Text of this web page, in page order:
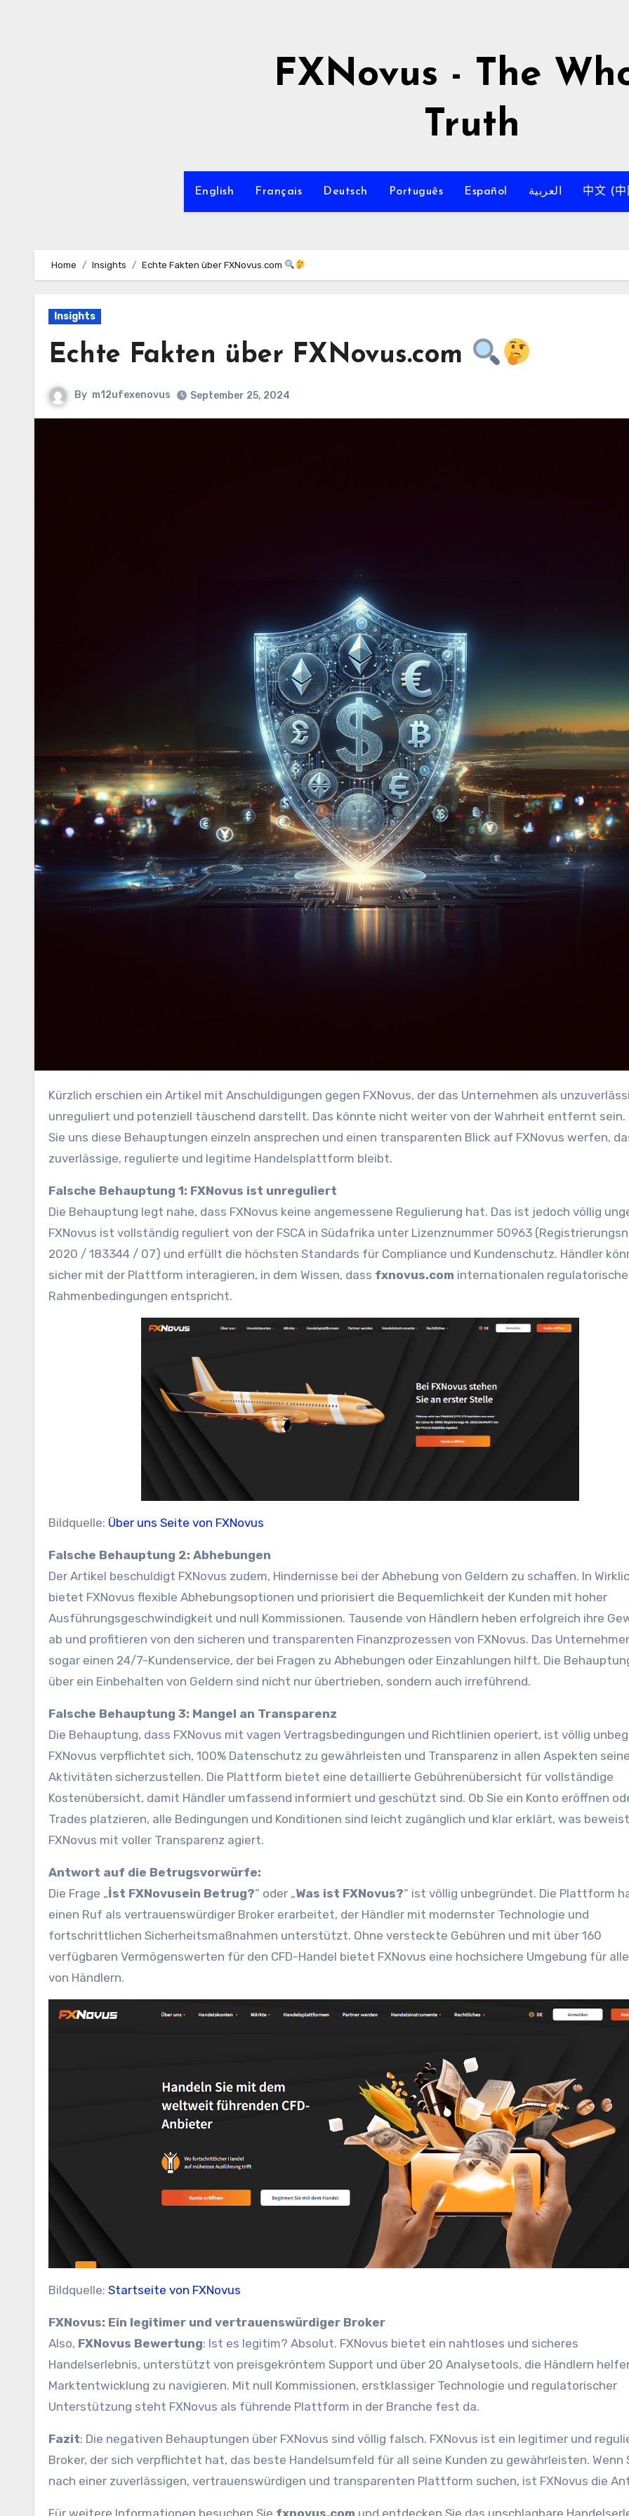
FXNovus - The
Truth
English Français Deutsch Português Español العربية 中文 (中
Home Insights Echte Fakten über FXNovus.com
Insights
Echte Fakten über FXNovus.com
By m12ufexenovus September 25, 2024
Kürzlich erschien ein Artikel mit Anschuldigungen gegen FXNovus, der das Unternehmen als unzuverlässig,
unreguliert und potenziell täuschend darstellt. Das könnte nicht weiter von der Wahrheit entfernt sein.
Sie uns diese Behauptungen einzeln ansprechen und einen transparenten Blick auf FXNovus werfen,
zuverlässige, regulierte und legitime Handelsplattform bleibt.
Falsche Behauptung 1: FXNovus ist unreguliert
Die Behauptung legt nahe, dass FXNovus keine angemessene Regulierung hat. Das ist jedoch völlig
FXNovus ist vollständig reguliert von der FSCA in Südafrika unter Lizenznummer 50963
2020 / 183344 / 07) und erfüllt die höchsten Standards für Compliance und Kundenschutz. Händler
sicher mit der Plattform interagieren, in dem Wissen, dass fxnovus.com internationalen
Rahmenbedingungen entspricht.
Bildquelle: Über uns Seite von FXNovus
Falsche Behauptung 2: Abhebungen
Der Artikel beschuldigt FXNovus zudem, Hindernisse bei der Abhebung von Geldern zu schaffen. In
bietet FXNovus flexible Abhebungsoptionen und priorisiert die Bequemlichkeit der Kunden mit hoher
Ausführungsgeschwindigkeit und null Kommissionen. Tausende von Händlern heben erfolgreich ihre
ab und profitieren von den sicheren und transparenten Finanzprozessen von FXNovus. Das
sogar einen 24/7-Kundenservice, der bei Fragen zu Abhebungen oder Einzahlungen hilft. Die
über ein Einbehalten von Geldern sind nicht nur übertrieben, sondern auch irreführend.
Falsche Behauptung 3: Mangel an Transparenz
Die Behauptung, dass FXNovus mit vagen Vertragsbedingungen und Richtlinien operiert, ist völlig
FXNovus verpflichtet sich, 100% Datenschutz zu gewährleisten und Transparenz in allen Aspekten
Aktivitäten sicherzustellen. Die Plattform bietet eine detaillierte Gebührenübersicht für vollständige
Kostenübersicht, damit Händler umfassend informiert und geschützt sind. Ob Sie ein Konto eröffnen
Trades platzieren, alle Bedingungen und Konditionen sind leicht zugänglich und klar erklärt, was
FXNovus mit voller Transparenz agiert.
Antwort auf die Betrugsvorwürfe:
Die Frage „İst FXNovusein Betrug?“ oder „Was ist FXNovus?“ ist völlig unbegründet. Die Plattform
einen Ruf als vertrauenswürdiger Broker erarbeitet, der Händler mit modernster Technologie und
fortschrittlichen Sicherheitsmaßnahmen unterstützt. Ohne versteckte Gebühren und mit über 160
verfügbaren Vermögenswerten für den CFD-Handel bietet FXNovus eine hochsichere Umgebung für
von Händlern.
Bildquelle: Startseite von FXNovus
FXNovus: Ein legitimer und vertrauenswürdiger Broker
Also, FXNovus Bewertung: Ist es legitim? Absolut. FXNovus bietet ein nahtloses und sicheres
Handelserlebnis, unterstützt von preisgekröntem Support und über 20 Analysetools, die Händlern
Marktentwicklung zu navigieren. Mit null Kommissionen, erstklassiger Technologie und regulatorischer
Unterstützung steht FXNovus als führende Plattform in der Branche fest da.
Fazit: Die negativen Behauptungen über FXNovus sind völlig falsch. FXNovus ist ein legitimer und
Broker, der sich verpflichtet hat, das beste Handelsumfeld für all seine Kunden zu gewährleisten. Wenn
nach einer zuverlässigen, vertrauenswürdigen und transparenten Plattform suchen, ist FXNovus die